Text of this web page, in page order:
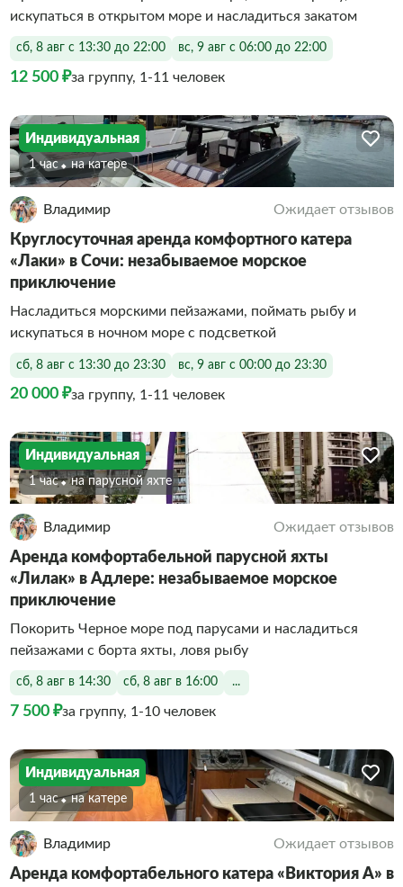
искупаться в открытом море и насладиться закатом
сб, 8 авг с 13:30 до 22:00 вс, 9 авг с 06:00 до 22:00
12 500 ₽за группу, 1-11 человек
Индивидуальная
1 час На катере
Владимир Ожидает отзывов
Круглосуточная аренда комфортного катера
«Лаки» в Сочи: незабываемое морское
приключение
Насладиться морскими пейзажами, поймать рыбу и
искупаться в ночном море с подсветкой
сб, 8 авг с 13:30 до 23:30 вс, 9 авг с 00:00 до 23:30
20 000 ₽за группу, 1-11 человек
Индивидуальная
1 час На парусной яхте
Владимир Ожидает отзывов
Аренда комфортабельной парусной яхты
«Лилак» в Адлере: незабываемое морское
приключение
Покорить Черное море под парусами и насладиться
пейзажами с борта яхты, ловя рыбу
сб, 8 авг в 14:30 сб, 8 авг в 16:00 ...
7 500 ₽за группу, 1-10 человек
Индивидуальная
1 час На катере
Владимир Ожидает отзывов
Аренда комфортабельного катера «Виктория А» в